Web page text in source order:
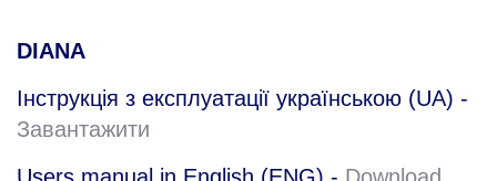
DIANA
Інструкція з експлуатації українською (UA) -
Завантажити